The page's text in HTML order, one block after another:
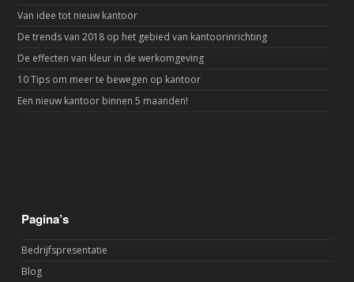
Van idee tot nieuw kantoor
De trends van 2018 op het gebied van kantoorinrichting
De effecten van kleur in de werkomgeving
10 Tips om meer te bewegen op kantoor
Een nieuw kantoor binnen 5 maanden!
Pagina’s
Bedrijfspresentatie
Blog